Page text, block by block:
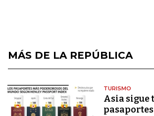
MÁS DE LA REPÚBLICA
TURISMO
Asia sigue